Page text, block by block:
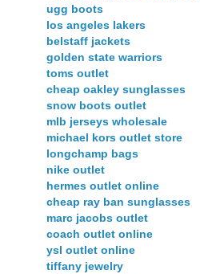
ugg boots
los angeles lakers
belstaff jackets
golden state warriors
toms outlet
cheap oakley sunglasses
snow boots outlet
mlb jerseys wholesale
michael kors outlet store
longchamp bags
nike outlet
hermes outlet online
cheap ray ban sunglasses
marc jacobs outlet
coach outlet online
ysl outlet online
tiffany jewelry